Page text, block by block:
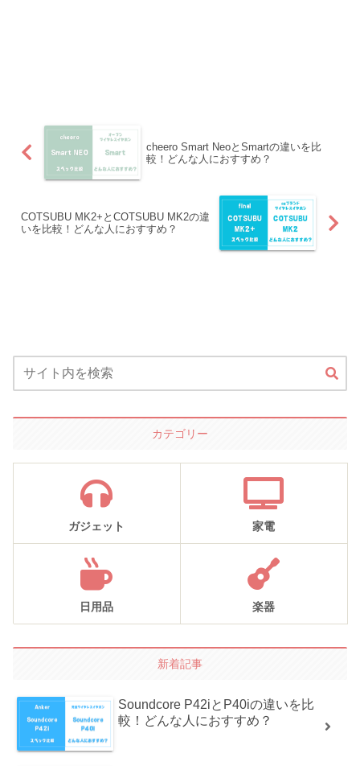
cheero Smart NeoとSmartの違いを比
較！どんな人におすすめ？
COTSUBU MK2+とCOTSUBU MK2の違
いを比較！どんな人におすすめ？
カテゴリー
ガジェット 家電
日用品 楽器
新着記事
Soundcore P42iとP40iの違いを比
較！どんな人におすすめ？